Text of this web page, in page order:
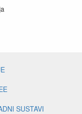
SUSTAVI